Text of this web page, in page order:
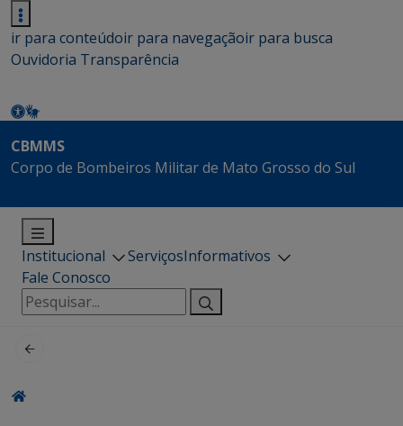
ir para conteúdoir para navegaçãoir para busca
Ouvidoria Transparência
CBMMS
Corpo de Bombeiros Militar de Mato Grosso do Sul
Institucional ServiçosInformativos
Fale Conosco
Pesquisar
por: